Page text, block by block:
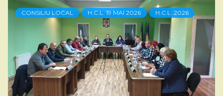
CONSILIU LOCAL H.C.L. 19 MAI 2026 H.C.L. 2026